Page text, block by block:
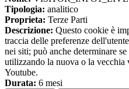
Tipologia: analitico
Proprieta: Terze Parti
Descrizione: Questo cookie è
traccia delle preferenze
nei siti; può anche determinare
utilizzando la nuova o la vecchia
Youtube.
Durata: 6 mesi